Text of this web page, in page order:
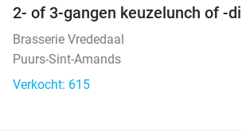
2- of 3-gangen keuzelunch of -
Brasserie Vrededaal
Puurs-Sint-Amands
Verkocht: 615